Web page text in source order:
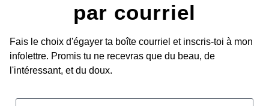
par courriel
Fais le choix d'égayer ta boîte courriel et inscris-toi à mon
infolettre. Promis tu ne recevras que du beau, de
l'intéressant, et du doux.